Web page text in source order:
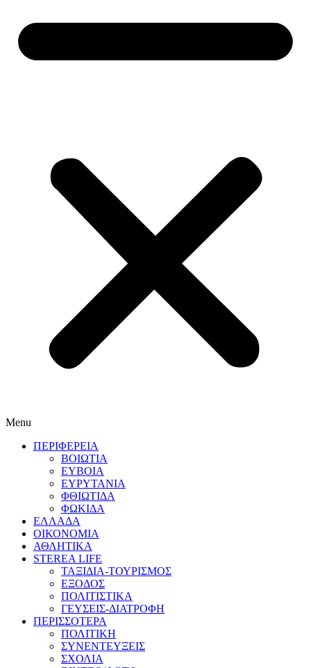
Menu
ΠΕΡΙΦΕΡΕΙΑ
ΒΟΙΩΤΙΑ
ΕΥΒΟΙΑ
ΕΥΡΥΤΑΝΙΑ
ΦΘΙΩΤΙΔΑ
ΦΩΚΙΔΑ
ΕΛΛΑΔΑ
ΟΙΚΟΝΟΜΙΑ
ΑΘΛΗΤΙΚΑ
STEREA LIFE
ΤΑΞΙΔΙΑ-ΤΟΥΡΙΣΜΟΣ
ΕΞΟΔΟΣ
ΠΟΛΙΤΙΣΤΙΚΑ
ΓΕΥΣΕΙΣ-ΔΙΑΤΡΟΦΗ
ΠΕΡΙΣΣΟΤΕΡΑ
ΠΟΛΙΤΙΚΗ
ΣΥΝΕΝΤΕΥΞΕΙΣ
ΣΧΟΛΙΑ